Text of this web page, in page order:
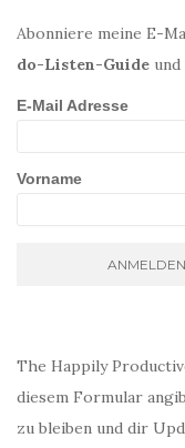
Abonniere meine E-
do-Listen-Guide und
E-Mail Adresse
Vorname
The Happily
diesem Formular
zu bleiben und dir